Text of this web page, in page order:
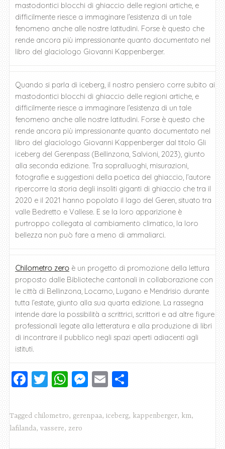
mastodontici blocchi di ghiaccio delle regioni artiche, e
difficilmente riesce a immaginare l’esistenza di un tale
fenomeno anche alle nostre latitudini. Forse è questo che
rende ancora più impressionante quanto documentato nel
libro del glaciologo Giovanni Kappenberger.
Quando si parla di iceberg, il nostro pensiero corre subito ai
mastodontici blocchi di ghiaccio delle regioni artiche, e
difficilmente riesce a immaginare l’esistenza di un tale
fenomeno anche alle nostre latitudini. Forse è questo che
rende ancora più impressionante quanto documentato nel
libro del glaciologo Giovanni Kappenberger dal titolo Gli
iceberg del Gerenpass (Bellinzona, Salvioni, 2023), giunto
alla seconda edizione. Tra sopralluoghi, misurazioni,
fotografie e suggestioni della poetica del ghiaccio, l’autore
ripercorre la storia degli insoliti giganti di ghiaccio che tra il
2020 e il 2021 hanno popolato il lago del Geren, situato tra
valle Bedretto e Vallese. E se la loro apparizione è
purtroppo collegata al cambiamento climatico, la loro
bellezza non può fare a meno di ammaliarci.
Chilometro zeroè un progetto di promozione della lettura
proposto dalle Biblioteche cantonali in collaborazione con
le città di Bellinzona, Locarno, Lugano e Mendrisio durante
tutta l’estate, giunto alla sua quarta edizione. La rassegna
intende dare la possibilità a scrittrici, scrittori e ad altre figure
professionali legate alla letteratura e alla produzione di libri
di incontrare il pubblico negli spazi aperti adiacenti agli
istituti.
F
c
e
T
tt
er
W
at
s
M
ss
E
ai
C
n
Tagged chilometro, gerenpaa, iceberg, kappenberger, km,
lafilanda, vassere, zero